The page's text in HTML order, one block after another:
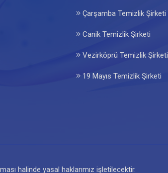
Çarşamba Temizlik Şirketi
Canik Temizlik Şirketi
Vezirköprü Temizlik Şirketi
19 Mayıs Temizlik Şirketi
halinde yasal haklarımız işletilecektir.